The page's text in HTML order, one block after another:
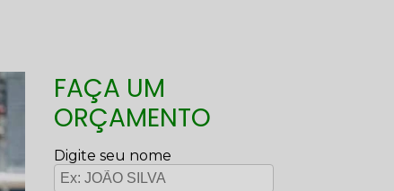
FAÇA UM
ORÇAMENTO
Digite seu nome